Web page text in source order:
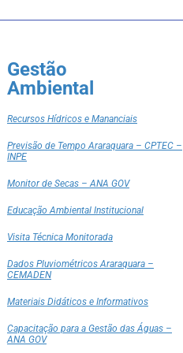
Gestão
Ambiental
Recursos Hídricos e Mananciais
Previsão de Tempo Araraquara – CPTEC –
INPE
Monitor de Secas – ANA GOV
Educação Ambiental Institucional
Visita Técnica Monitorada
Dados Pluviométricos Araraquara –
CEMADEN
Materiais Didáticos e Informativos
Capacitação para a Gestão das Águas –
ANA GOV